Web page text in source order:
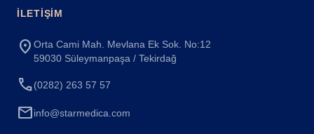
İLETIŞIM
location_on Orta Cami Mah. Mevlana Ek Sok. No:12
59030 Süleymanpaşa / Tekirdağ
call(0282) 263 57 57
mailinfo@starmedica.com